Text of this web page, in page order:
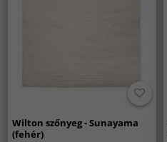
Wilton szőnyeg - Sunayama
(fehér)